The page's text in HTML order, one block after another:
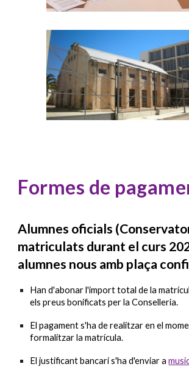
Formes de
Alumnes oficials
matriculats durant el curs
alumnes nous amb plaça
Han d'abonar l'import total de la
els preus bonificats per la Conselleria.
El pagament s'ha de realitzar en el
formalitzar la matrícula.
El justificant bancari s'ha d'enviar a